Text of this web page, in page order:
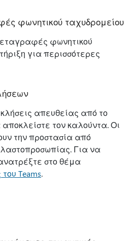
φωνητικού ταχυδρομείου
φωνητικού
για περισσότερες
απευθείας από το
αποκλείστε τον καλούντα. Οι
την προστασία από
Για να
στο θέμα
Teams.